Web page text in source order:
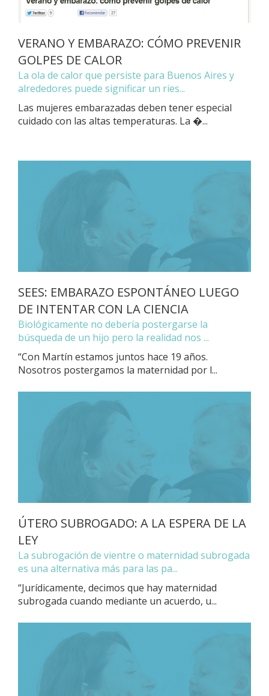
VERANO Y EMBARAZO: CÓMO PREVENIR
GOLPES DE CALOR
La ola de calor que persiste para Buenos Aires y
alrededores puede significar un ries...
Las mujeres embarazadas deben tener especial
cuidado con las altas temperaturas. La �...
SEES: EMBARAZO ESPONTÁNEO LUEGO
DE INTENTAR CON LA CIENCIA
Biológicamente no debería postergarse la
búsqueda de un hijo pero la realidad nos ...
“Con Martín estamos juntos hace 19 años.
Nosotros postergamos la maternidad por l...
ÚTERO SUBROGADO: A LA ESPERA DE LA
LEY
La subrogación de vientre o maternidad subrogada
es una alternativa más para las pa...
“Jurídicamente, decimos que hay maternidad
subrogada cuando mediante un acuerdo, u...